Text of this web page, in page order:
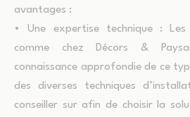
avantages :
• Une expertise technique :
comme chez Décors &
connaissance approfondie de ce
des diverses techniques
conseiller sur afin de choisir la